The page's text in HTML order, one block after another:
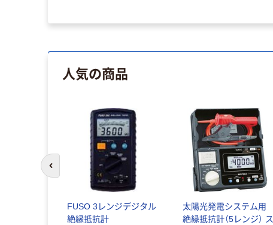
人気の商品
FUSO 3レンジデジタル
絶縁抵抗計
太陽光発電システム用
絶縁抵抗計（5レンジ） ス
前のスライドへ